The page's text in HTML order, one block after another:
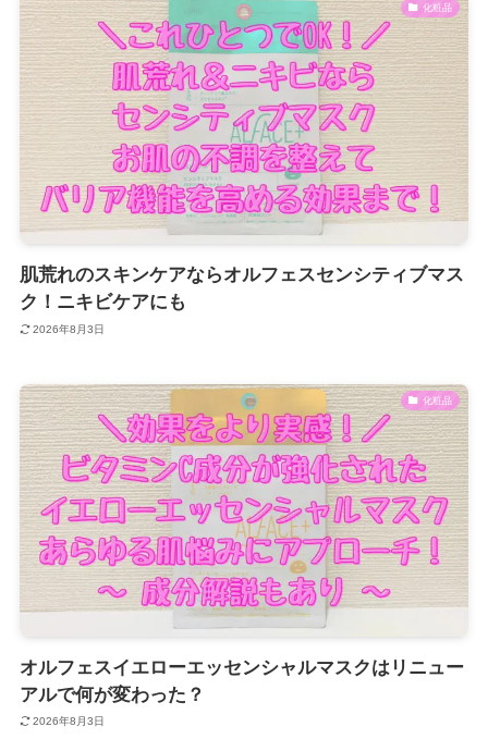
化粧品
肌荒れのスキンケアならオルフェスセンシティブマス
ク！ニキビケアにも
2026年8月3日
化粧品
オルフェスイエローエッセンシャルマスクはリニュー
アルで何が変わった？
2026年8月3日